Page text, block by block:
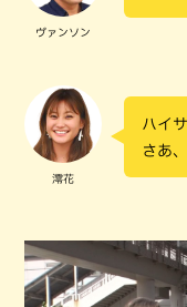
ヴァンソン
澪花
ハイ
さあ